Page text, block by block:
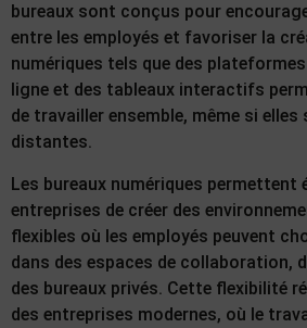
bureaux sont conçus pour
entre les employés et favoriser la
numériques tels que des
ligne et des tableaux interactifs
de travailler ensemble, même si
distantes.
Les bureaux numériques permettent
entreprises de créer des
flexibles où les employés peuvent
dans des espaces de collaboration,
des bureaux privés. Cette flexibilité
des entreprises modernes, où le